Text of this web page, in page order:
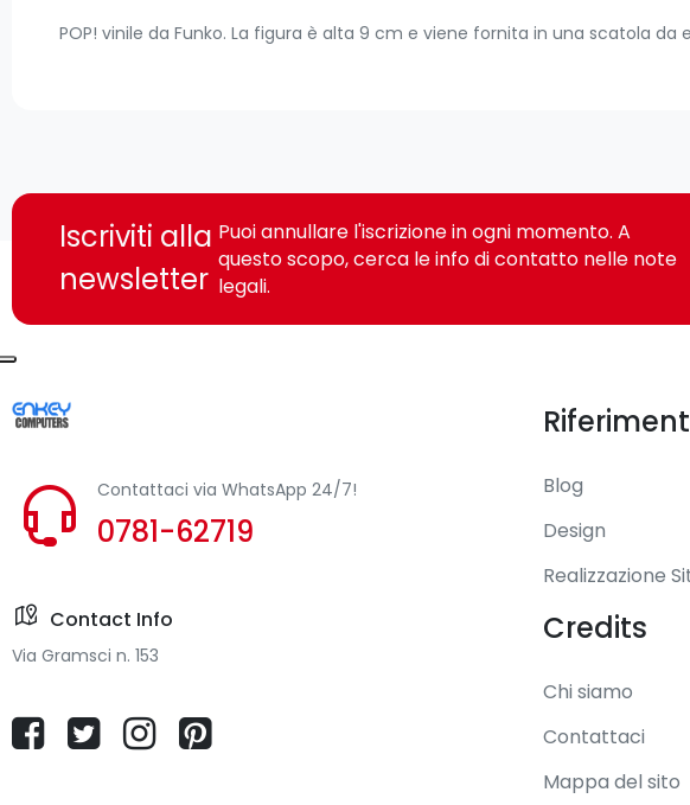
POP! vinile da Funko. La figura è alta 9 cm e viene fornita in una scatola da
Iscriviti alla
newsletter
Puoi annullare l'iscrizione in ogni momento. A
questo scopo, cerca le info di contatto nelle note
legali.
Contattaci via WhatsApp 24/7!
0781-62719
Contact Info
Via Gramsci n. 153
Blog
Design
Realizzazione
Credits
Chi siamo
Contattaci
Mappa del sito